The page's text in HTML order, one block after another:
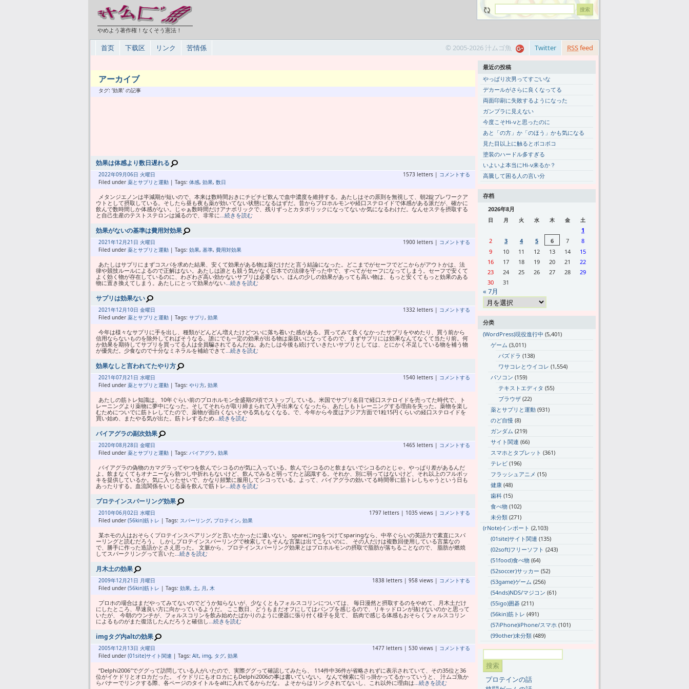
やめよう著作権！なくそう憲法！
首页 下载区 リンク 苦情係 RSSfeed
Twitter
© 2005-2026 汁ムゴ魚
アーカイブ
タグ: ‘効果’ の記事
効果は体感より数日遅れる
2022年09月06日 火曜日
Filed under 薬とサプリと運動 | Tags: 体感, 効果, 数日
1573 letters | コメントする
メタンジエノンは半減期が短いので、本来は数時間おきにチビチビ飲んで血中濃度を維持する。あたしはその原則を無視して、朝2錠プレワークア
ウトとして摂取している。そしたら昼も夜も薬が効いてない状態になるはずだ。昔からプロホルモンや経口ステロイドで体感がある派だが、確かに
飲んで数時間しか体感がない。じゃぁ数時間だけアナボリックで、残りずっとカタボリックになってないか気になるわけだ。なんせステを摂取する
と自己生産のテストステロンは減るので、非常に…続きを読む
効果がないの基準は費用対効果
2021年12月21日 火曜日
Filed under 薬とサプリと運動 | Tags: 効果, 基準, 費用対効果
1900 letters | コメントする
あたしはサプリにまずコスパを求めた結果、安くて効果がある物は薬だけだと言う結論になった。どこまでがセーフでどこからがアウトかは、法
律や競技ルールによるので正解はない。あたしは誰とも競う気がなく日本での法律を守った中で、すべてがセーフになってしまう。セーフで安くて
よく効く物が存在しているのに、わざわざ高い効かないサプリは必要ない。ほんの少しの効果があっても高い物は、もっと安くてもっと効果のある
物に置き換えてしまう。あたしにとって効果がない…続きを読む
サプリは効果ない
2021年12月 10日 金曜日
Filed under 薬とサプリと運動 | Tags: サプリ, 効果
1332 letters | コメントする
今年は様々なサプリに手を出し、種類がどんどん増えたけどついに落ち着いた感がある。買ってみて良くなかったサプリをやめたり、買う前から
信用ならないものを除外してればそうなる。誰にでも一定の効果が出る物は薬扱いになってるので、まずサプリには効果なんてなくて当たり前。何
か効果を期待してサプリを買ってる人は全員騙されてるんだね。あたしは今後も続けていきたいサプリとしては、とにかく不足している物を補う物
が優先だ。少食なので十分なミネラルを補給できて…続きを読む
効果なしと言われてたやり方
2021年07月21日 水曜日
Filed under 薬とサプリと運動 | Tags: やり方, 効果
1540 letters | コメントする
あたしの筋トレ知識は、10年ぐらい前のプロホルモン全盛期の頃でストップしている。米国でサプリ名目で経口ステロイドを売ってた時代で、ト
レーニングより薬物に夢中になった。そしてそれらが取り締まられて入手出来なくなったら、あたしもトレーニングする理由を失った。薬物を楽し
むためについでに筋トレしてたので、薬物が面白くないとやる気もなくなる。で、今年から今度はアジア方面で1粒15円くらいの経口ステロイドを
買い始め、またやる気が出た。筋トレするため…続きを読む
バイアグラの副次効果
2020年08月28日 金曜日
Filed under 薬とサプリと運動 | Tags: バイアグラ, 効果
1465 letters | コメントする
バイアグラの偽物のカマグラってやつを飲んでシコるのが気に入っている。飲んでシコるのと飲まないでシコるのとじゃ、やっぱり差があるんだ
よ。飲まなくてもオナニーなら勃つし中折れもないけど、飲んでみると弱ってたと認識する。それか、別に弱ってはないけど、それ以上のフルボッ
キを提供しているか。気に入ったせいで、かなり頻繁に服用してシコっている。よって、バイアグラの効いてる時間帯に筋トレしちゃうという日も
あったりする。血流関係をいじる薬を飲んで筋トレ…続きを読む
プロテインスパーリング効果
2010年06月02日 水曜日
Filed under (56kin)筋トレ | Tags: スパーリング, プロテイン, 効果
1797 letters | 1035 views | コメントする
某ホモの人はおそらくプロテインスペアリングと言いたかったに違いない。 spareにingをつけてsparingなら、中卒ぐらいの英語力で素直にスパ
ーリングと読むだろう。 しかしプロテインスパーリングで検索してもそんな言葉は出てこないのに、 その人だけは複数回使用している言葉なの
で、勝手に作った造語かとさえ思った。 文脈から、プロテインスパーリング効果とはプロホルモンの摂取で脂肪が落ちることなので、 脂肪が燃焼
してスパークリングって言いた…続きを読む
月木土の効果
2009年12月21日 月曜日
Filed under (56kin)筋トレ | Tags: 効果, 土, 月, 木
1838 letters | 958 views | コメントする
プロホの場合はまだやってみてないのでどうか知らないが、少なくともフォルスコリンについては、 毎日漫然と摂取するのをやめて、月木土だけ
にしたところ、早速良い方に向かっているようだ。 ここ数日、どうもまだオフにしてはパンプを感じるので、リキッドロンが抜けないのかと思って
いたが、 今朝のウンチが、フォルスコリンを飲み始めたばかりのように便器に張り付く様子を見て、 筋肉で感じる体感もおそらくフォルスコリン
によるものがまた復活したんだろうと確信し …続きを読む
imgタグ内altの効果
2005年12月 13日 火曜日
Filed under (01site)サイト関連 | Tags: Alt, img, タグ, 効果
1477 letters | 530 views | コメントする
“Delphi2006″でググって訪問している人がいたので、実際ググって確認してみたら、 114件中36件が省略されずに表示されていて、その35位と36
位がイケドリとオロカだった。 イケドリにもオロカにもDelphi2006の事は書いていない。 なんで検索に引っ掛かってるかっていうと、 汁ムゴ魚か
らバナーでリンクする際、各ページのタイトルをaltに入れてるからだな。 よそからはリンクされてないし、これ以外に理由は…続きを読む
最近の投稿
やっぱり次男ってすごいな
デカールがさらに良くなってる
両面印刷に失敗するようになった
ガンプラに見えない
今度こそHi-νと思ったのに
あと「の方」か「のほう」かも気になる
見た目以上に触るとボコボコ
塗装のハードル多すぎる
いよいよ本当にHi-ν来るか？
高騰して困る人の言い分
存档
2026年8月
日 月 火 水 木 金 土
1
2
3 4 5 6 7
8
9
10 11 12 13 14
15
16
17 18 19 20 21
22
23
24 25 26 27 28
29
30
31
« 7月
分类
(WordPress)現役進行中 (5,401)
ゲーム (3,011)
パズドラ (138)
ワサコレとウイコレ (1,554)
パソコン (159)
テキストエディタ (55)
ブラウザ (22)
薬とサプリと運動 (931)
のど自慢 (8)
ガンダム (219)
サイト関連 (66)
スマホとタブレット (361)
テレビ (196)
フラッシュアニメ (15)
健康 (48)
歯科 (15)
食べ物 (102)
未分類 (271)
(rNote)インポート (2,103)
(01site)サイト関連 (135)
(02soft)フリーソフト (243)
(51food)食べ物 (64)
(52soccer)サッカー (52)
(53game)ゲーム (256)
(54nds)NDS/マジコン (61)
(55igo)囲碁 (211)
(56kin)筋トレ (491)
(57iPhone)iPhone/スマホ (101)
(99other)未分類 (489)
プロテインの話